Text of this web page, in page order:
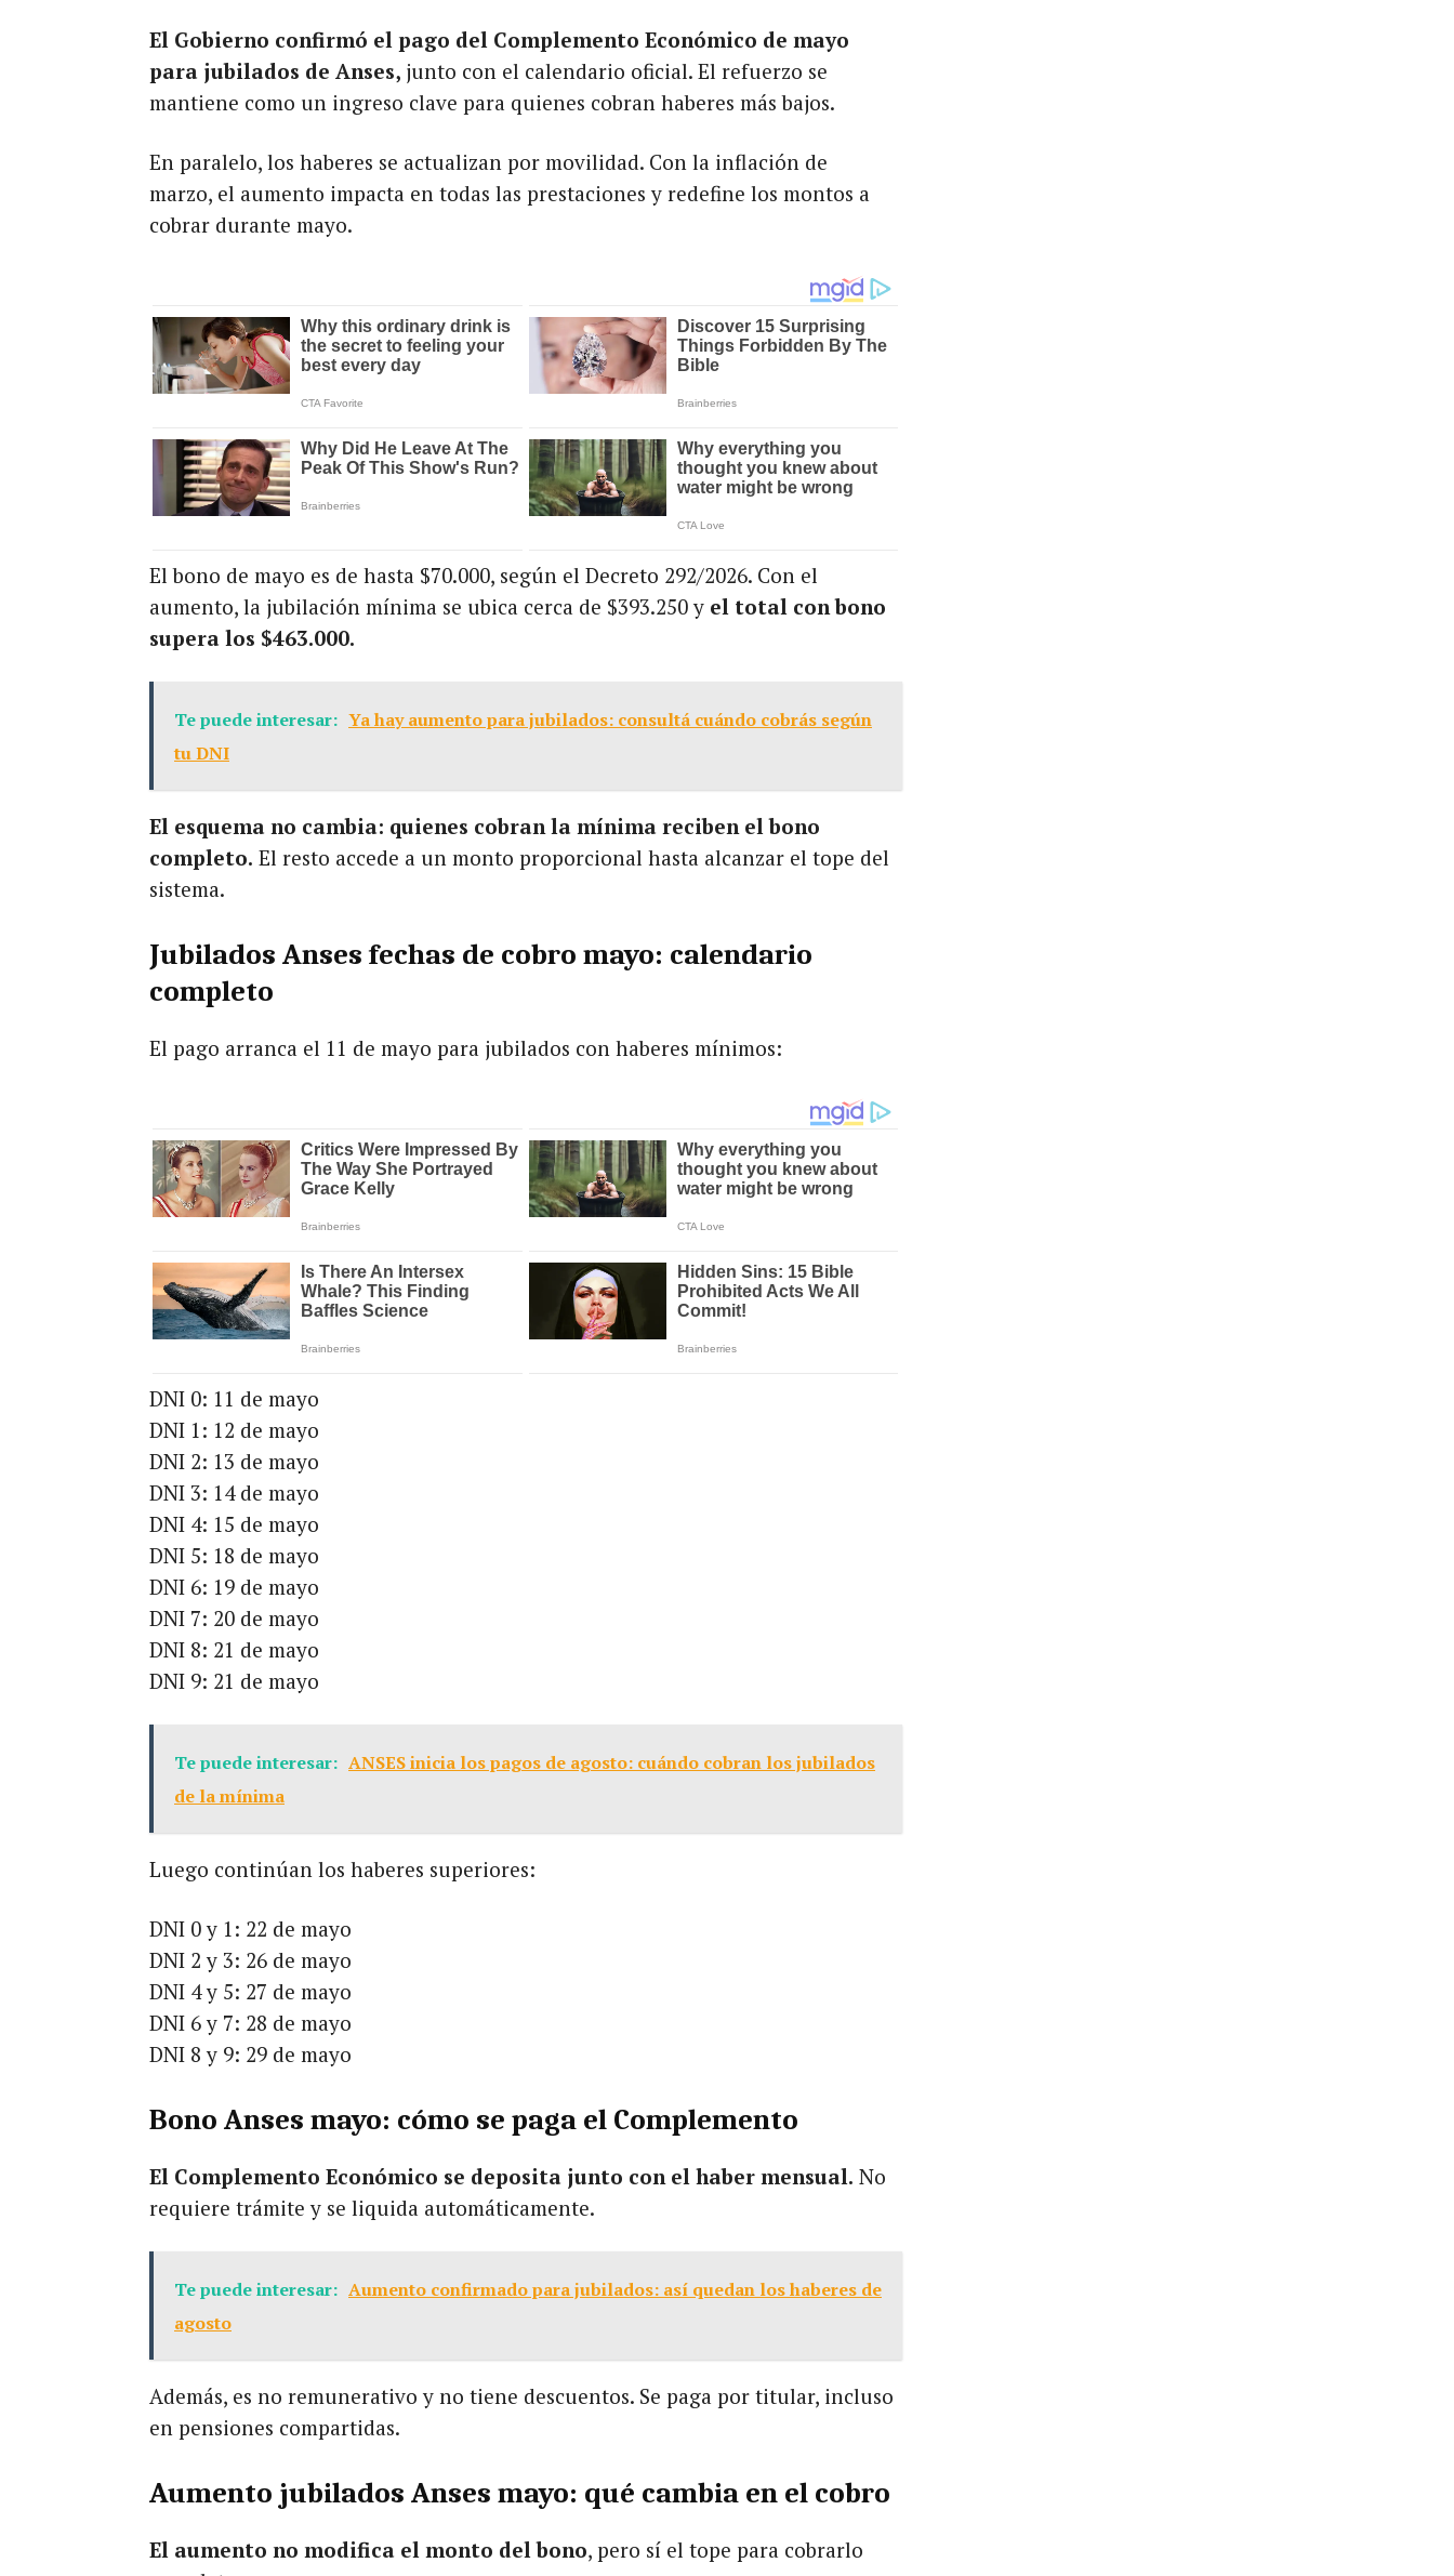
El Gobierno confirmó el pago del Complemento Económico de mayo
para jubilados de Anses, junto con el calendario oficial. El refuerzo se
mantiene como un ingreso clave para quienes cobran haberes más bajos.
En paralelo, los haberes se actualizan por movilidad. Con la inflación de
marzo, el aumento impacta en todas las prestaciones y redefine los montos a
cobrar durante mayo.
El bono de mayo es de hasta $70.000, según el Decreto 292/2026. Con el
aumento, la jubilación mínima se ubica cerca de $393.250 y el total con bono
supera los $463.000.
Te puede interesar: Ya hay aumento para jubilados: consultá cuándo cobrás según
tu DNI
El esquema no cambia: quienes cobran la mínima reciben el bono
completo. El resto accede a un monto proporcional hasta alcanzar el tope del
sistema.
Jubilados Anses fechas de cobro mayo: calendario
completo
El pago arranca el 11 de mayo para jubilados con haberes mínimos:
DNI 0: 11 de mayo
DNI 1: 12 de mayo
DNI 2: 13 de mayo
DNI 3: 14 de mayo
DNI 4: 15 de mayo
DNI 5: 18 de mayo
DNI 6: 19 de mayo
DNI 7: 20 de mayo
DNI 8: 21 de mayo
DNI 9: 21 de mayo
Te puede interesar: ANSES inicia los pagos de agosto: cuándo cobran los jubilados
de la mínima
Luego continúan los haberes superiores:
DNI 0 y 1: 22 de mayo
DNI 2 y 3: 26 de mayo
DNI 4 y 5: 27 de mayo
DNI 6 y 7: 28 de mayo
DNI 8 y 9: 29 de mayo
Bono Anses mayo: cómo se paga el Complemento
El Complemento Económico se deposita junto con el haber mensual. No
requiere trámite y se liquida automáticamente.
Te puede interesar: Aumento confirmado para jubilados: así quedan los haberes de
agosto
Además, es no remunerativo y no tiene descuentos. Se paga por titular, incluso
en pensiones compartidas.
Aumento jubilados Anses mayo: qué cambia en el cobro
El aumento no modifica el monto del bono, pero sí el tope para cobrarlo